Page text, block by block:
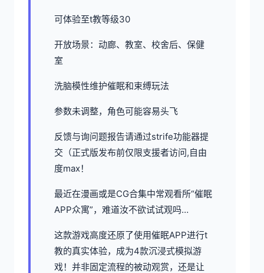
可体验至t教等级30
开放场景：动廊、教室、校舍后、保健
室
洗脑模性维护催眠和束缚玩法
参数未调整，角色可能容易头飞
反馈与询问题报告请通过strife功能器提
交（正式版发布前仅限支援者访问,自由
度max！
最近在漫画或是CG合集中常观看所“催眠
APP众寓”，难道汝不欲试试观吗…
这款游戏高度还原了使用催眠APP进行t
教的真实体验，成为4款沉浸式模拟游
戏！并非固定流程的被动观赏，还是让